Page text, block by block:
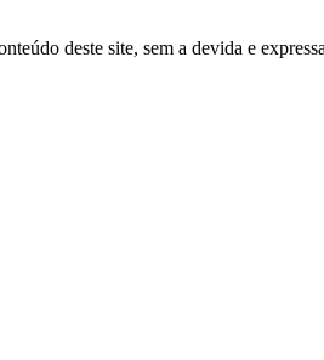
deste site, sem a devida e